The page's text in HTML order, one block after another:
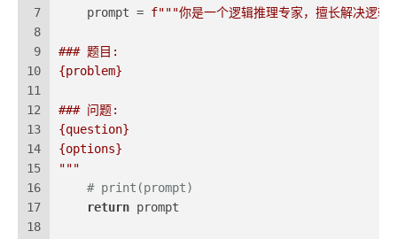
7
8
9
10
11
12
13
14
15
16
17
18
    prompt =
f"""你是一个逻辑推理专家，擅长解决逻辑
### 题目:
{problem}
### 问题:
{question}
{options}
"""
# print(prompt)
return prompt